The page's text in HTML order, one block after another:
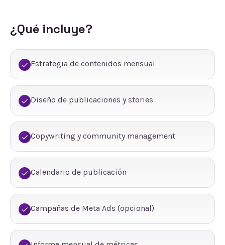
¿Qué incluye?
Estrategia de contenidos mensual
Diseño de publicaciones y stories
Copywriting y community management
Calendario de publicación
Campañas de Meta Ads (opcional)